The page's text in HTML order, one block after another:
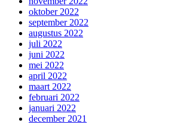
oktober 2022
september 2022
augustus 2022
juli 2022
juni 2022
mei 2022
april 2022
maart 2022
februari 2022
januari 2022
december 2021